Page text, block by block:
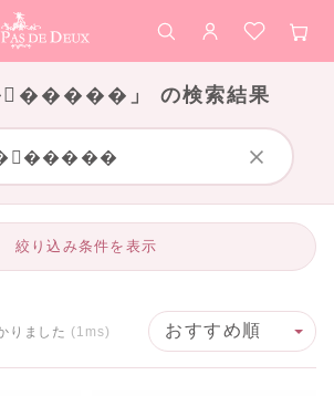
検索 アカウント
お気に入
カ
」 の検索結果
絞り込み条件を表示
りました (1ms)